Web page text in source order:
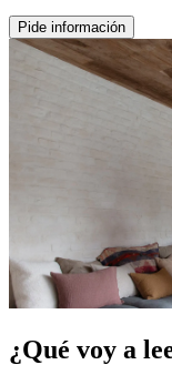
Pide información
¿Qué voy a